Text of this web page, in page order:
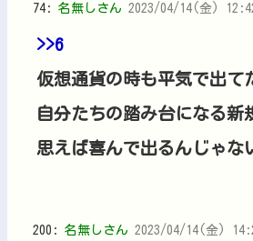
74: 名無しさん 2023/04/14(金)
>>6
仮想通貨の時も平気で出て
自分たちの踏み台になる新
思えば喜んで出るんじゃな
200: 名無しさん 2023/04/14(金)